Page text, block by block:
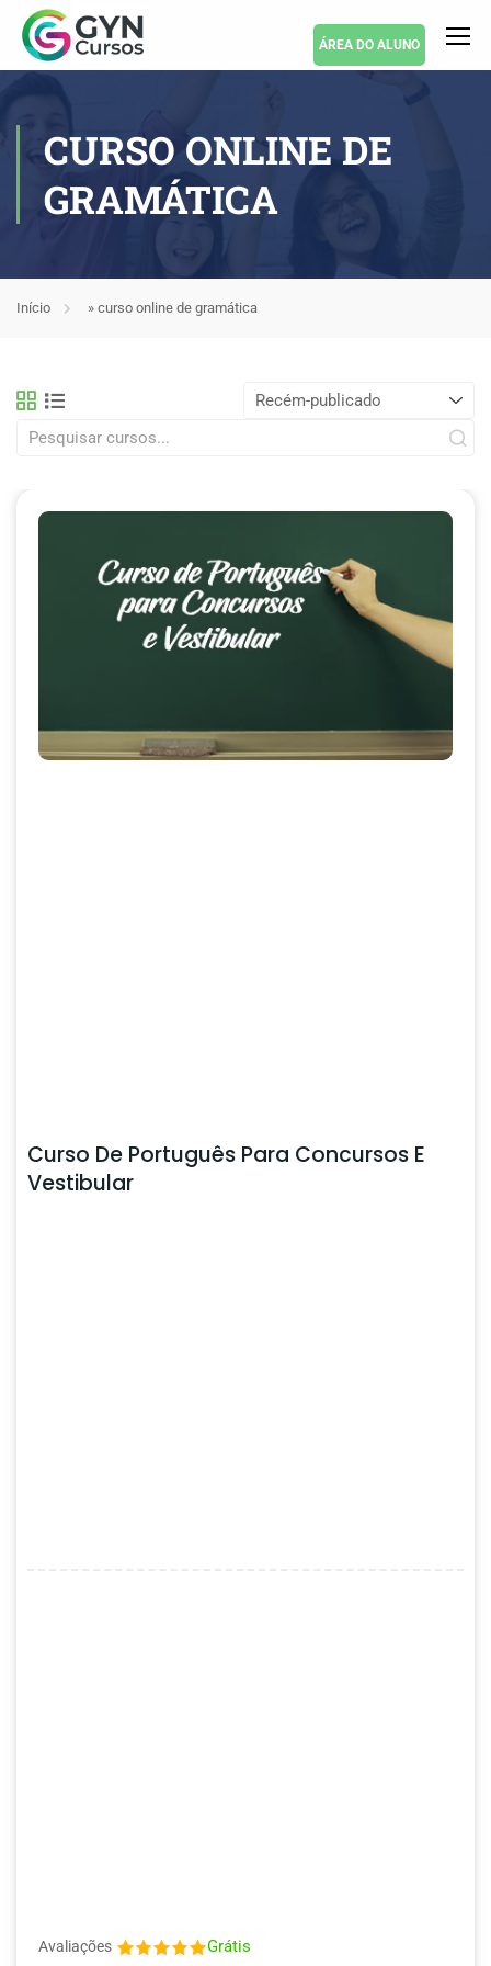
ÁREA DO ALUNO
CURSO ONLINE DE
GRAMÁTICA
Início » curso online de gramática
Curso De Português Para Concursos E
Vestibular
Avaliações Grátis